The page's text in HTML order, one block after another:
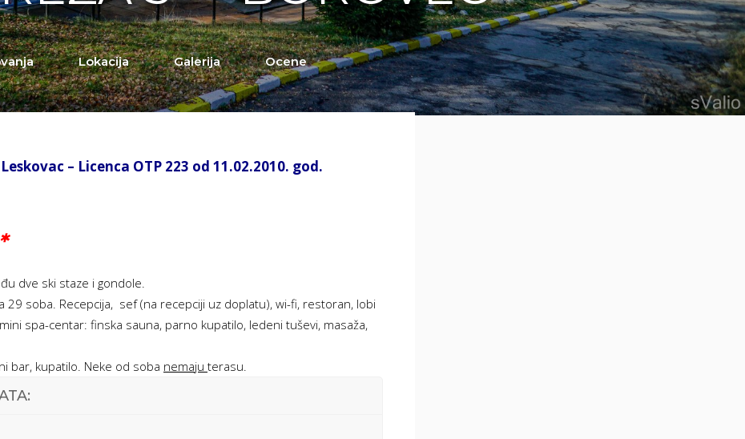
Lokacija Galerija Ocene
– Licenca OTP 223 od 11.02.2010. god.
dve ski staze i gondole.
29 soba. Recepcija, sef (na recepciji uz doplatu), wi-fi, restoran, lobi
spa-centar: finska sauna, parno kupatilo, ledeni tuševi, masaža,
bar, kupatilo. Neke od soba nemaju terasu.